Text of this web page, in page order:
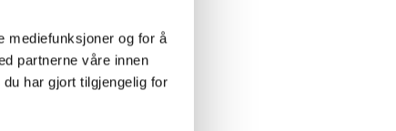
mediefunksjoner og for å
partnerne våre innen
har gjort tilgjengelig for